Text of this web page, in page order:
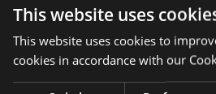
This website uses
This website uses cookies to
cookies in accordance with our